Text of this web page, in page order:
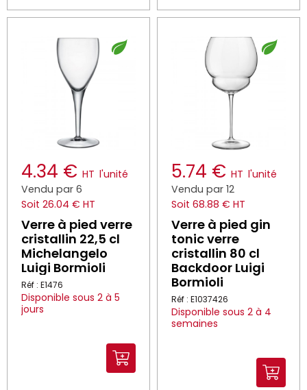
4.34 € HT l'unité
Vendu par 6
Soit 26.04 € HT
Verre à pied verre
cristallin 22,5 cl
Michelangelo
Luigi Bormioli
Réf : E1476
Disponible sous 2 à 5
jours
5.74 € HT l'unité
Vendu par 12
Soit 68.88 € HT
Verre à pied gin
tonic verre
cristallin 80 cl
Backdoor Luigi
Bormioli
Réf : E1037426
Disponible sous 2 à 4
semaines